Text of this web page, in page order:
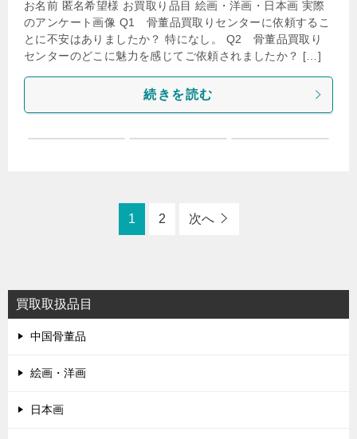
お名前 匿名希望様 お買取り品目 絵画・洋画・日本画 実際
のアンケート画像 Q1 骨董品買取りセンターに依頼するこ
とに不安はありましたか？ 特になし。 Q2 骨董品買取り
センターのどこに魅力を感じてご依頼されましたか？ […]
続きを読む
1 2 次へ
買取取扱品目
中国骨董品
絵画・洋画
日本画